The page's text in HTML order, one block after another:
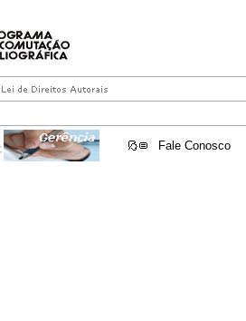
Fale Conosco